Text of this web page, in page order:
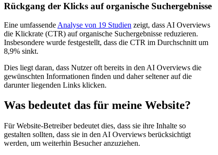
Rückgang der Klicks auf organische Suchergebnisse
Eine umfassende Analyse von 19 Studien zeigt, dass AI Overviews
die Klickrate (CTR) auf organische Suchergebnisse reduzieren.
Insbesondere wurde festgestellt, dass die CTR im Durchschnitt um
8,9% sinkt.
Dies liegt daran, dass Nutzer oft bereits in den AI Overviews die
gewünschten Informationen finden und daher seltener auf die
darunter liegenden Links klicken.​
Was bedeutet das für meine Website?
Für Website-Betreiber bedeutet dies, dass sie ihre Inhalte so
gestalten sollten, dass sie in den AI Overviews berücksichtigt
werden, um weiterhin Besucher anzuziehen.